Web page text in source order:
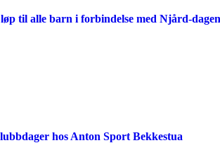
til alle barn i forbindelse med Njård-dagen
hos Anton Sport Bekkestua